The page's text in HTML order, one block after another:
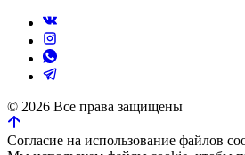
© 2026 Все права защищены
Согласие на использование файлов